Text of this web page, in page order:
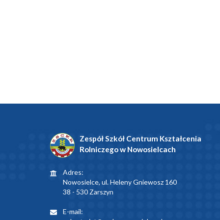
Zespół Szkół Centrum Kształcenia
Rolniczego w Nowosielcach
Adres:
Nowosielce, ul. Heleny Gniewosz 160
38 - 530 Zarszyn
E-mail: